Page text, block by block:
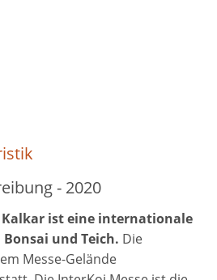
- 2020
Kalkar ist eine internationale
und Teich. Die
Messe-Gelände